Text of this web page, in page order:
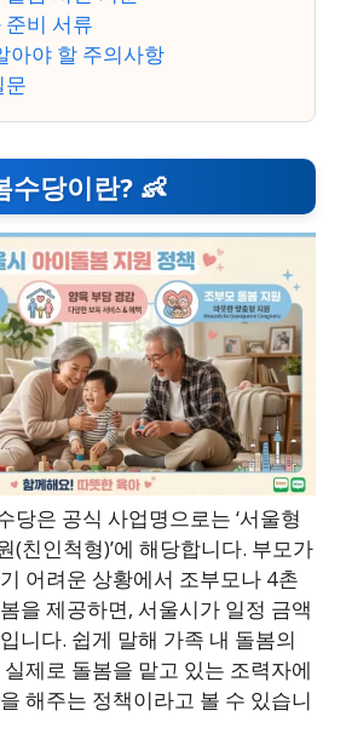
비 서류
아야 할 주의사항
문
수당이란? 👶
당은 공식 사업명으로는 ‘서울형
(친인척형)’에 해당합니다. 부모가
어려운 상황에서 조부모나 4촌
을 제공하면, 서울시가 일정 금액
니다. 쉽게 말해 가족 내 돌봄의
제로 돌봄을 맡고 있는 조력자에
해주는 정책이라고 볼 수 있습니